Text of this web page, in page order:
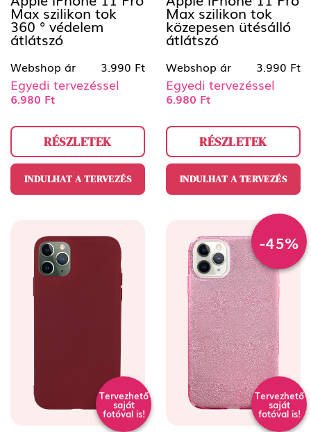
Max szilikon tok
360 ° védelem
átlátszó
Webshop ár 3.990 Ft
Egyedi tervezéssel
6.980 Ft
RÉSZLETEK
INDULHAT A TERVEZÉS
Max szilikon tok
közepesen ütésálló
átlátszó
Webshop ár 3.990 Ft
Egyedi tervezéssel
6.980 Ft
RÉSZLETEK
INDULHAT A TERVEZÉS
Tervezhető
saját
fotóval is!
-45%
Tervezhető
saját
fotóval is!